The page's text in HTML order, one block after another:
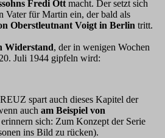
Fredi Ott macht. Der setzt sich
Vater für Martin ein, der bald als
Oberstleutnant Voigt in Berlin tritt.
Widerstand, der in wenigen Wochen
Juli 1944 gipfeln wird:
spart auch dieses Kapitel der
auch am Beispiel von
sich: Zum Konzept der Serie
ins Bild zu rücken).